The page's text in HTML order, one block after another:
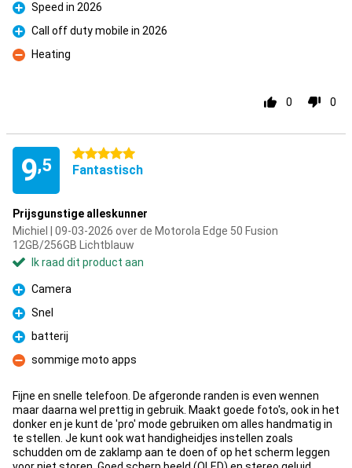
Pluspunt
Speed in 2026
Pluspunt
Call off duty mobile in 2026
Minpunt
Heating
0 0
9,5
5 sterren
Fantastisch
Prijsgunstige alleskunner
Michiel | 09-03-2026 over de Motorola Edge 50 Fusion
12GB/256GB Lichtblauw
Ik raad dit product aan
Pluspunt
Camera
Pluspunt
Snel
Pluspunt
batterij
Minpunt
sommige moto apps
Fijne en snelle telefoon. De afgeronde randen is even wennen
maar daarna wel prettig in gebruik. Maakt goede foto's, ook in het
donker en je kunt de 'pro' mode gebruiken om alles handmatig in
te stellen. Je kunt ook wat handigheidjes instellen zoals
schudden om de zaklamp aan te doen of op het scherm leggen